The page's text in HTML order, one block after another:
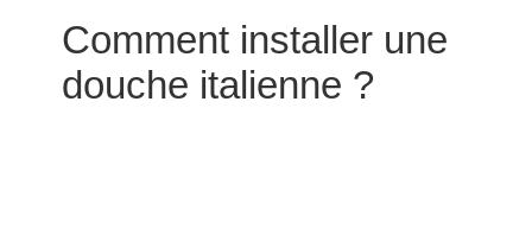
Comment installer une
douche italienne ?